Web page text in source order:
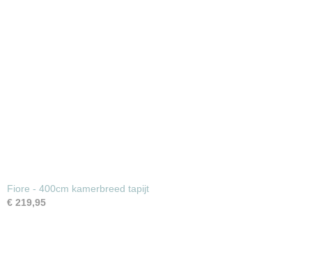
Fiore - 400cm kamerbreed tapijt
€ 219,95